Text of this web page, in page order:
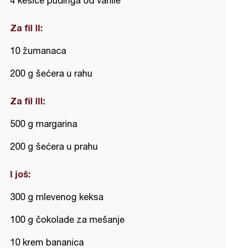
Za fil II:
10 žumanaca
200 g šećera u rahu
Za fil III:
500 g margarina
200 g šećera u prahu
I još:
300 g mlevenog keksa
100 g čokolade za mešanje
10 krem bananica